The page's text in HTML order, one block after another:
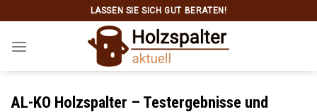
content
LASSEN SIE SICH GUT BERATEN!
AL-KO Holzspalter – Testergebnisse und